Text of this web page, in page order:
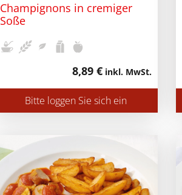
Champignons in cremiger
Soße
8,89 € inkl. MwSt.
Bitte loggen Sie sich ein